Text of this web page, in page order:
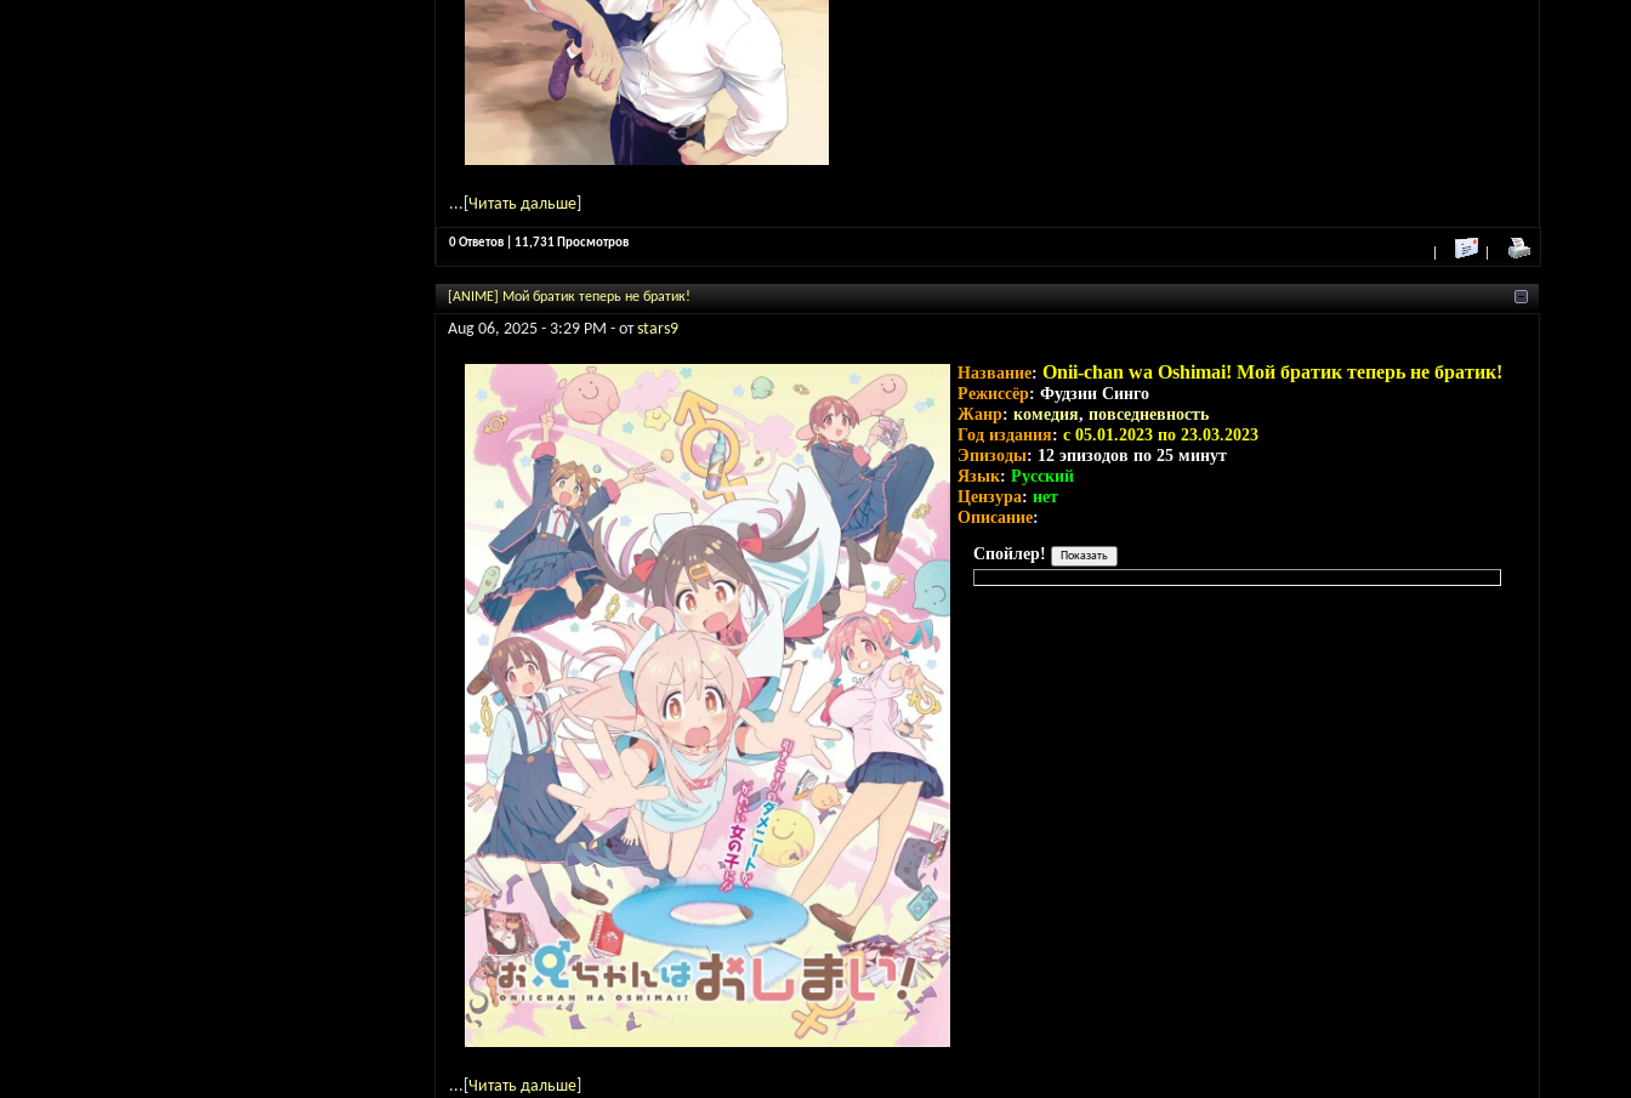
...[ Читать дальше
0 Ответов | 11,731 Просмотров
[ANIME] Мой братик теперь не братик!
Aug 06, 2025 - 3:29 PM - отstars9
Название: Onii-chan wa Oshimai! Мой братик теперь не братик!
Режиссёр: Фудзии Синго
Жанр: комедия, повседневность
Год издания: c 05.01.2023 по 23.03.2023
Эпизоды: 12 эпизодов по 25 минут
Язык: Русский
Цензура: нет
Описание:
Спойлер!
...[ Читать дальше